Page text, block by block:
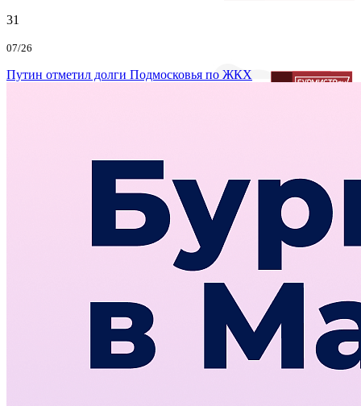
31
07/26
Путин отметил долги Подмосковья по ЖКХ